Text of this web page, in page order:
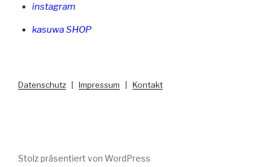
instagram
kasuwa SHOP
Datenschutz Impressum Kontakt
Stolz präsentiert von WordPress